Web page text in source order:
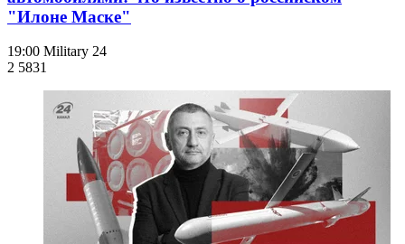
"Илоне Маске"
19:00 Military 24
2 5831